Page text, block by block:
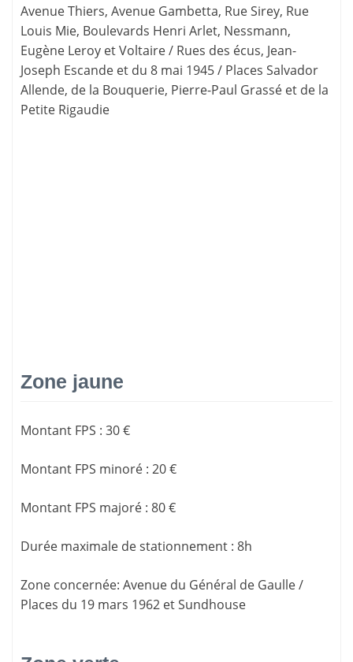
Avenue Thiers, Avenue Gambetta, Rue Sirey, Rue
Louis Mie, Boulevards Henri Arlet, Nessmann,
Eugène Leroy et Voltaire / Rues des écus, Jean-
Joseph Escande et du 8 mai 1945 / Places Salvador
Allende, de la Bouquerie, Pierre-Paul Grassé et de la
Petite Rigaudie
Zone jaune
Montant FPS : 30 €
Montant FPS minoré : 20 €
Montant FPS majoré : 80 €
Durée maximale de stationnement : 8h
Zone concernée: Avenue du Général de Gaulle /
Places du 19 mars 1962 et Sundhouse